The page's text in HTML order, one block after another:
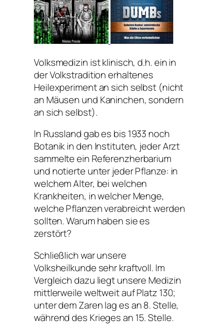
Volksmedizin ist klinisch, d.h. ein in
der Volkstradition erhaltenes
Heilexperiment an sich selbst (nicht
an Mäusen und Kaninchen, sondern
an sich selbst).
In Russland gab es bis 1933 noch
Botanik in den Instituten, jeder Arzt
sammelte ein Referenzherbarium
und notierte unter jeder Pflanze: in
welchem ​​​​Alter, bei welchen
Krankheiten, in welcher Menge,
welche Pflanzen verabreicht werden
sollten. Warum haben sie es
zerstört?
Schließlich war unsere
Volksheilkunde sehr kraftvoll. Im
Vergleich dazu liegt unsere Medizin
mittlerweile weltweit auf Platz 130;
unter dem Zaren lag es an 8. Stelle,
während des Krieges an 15. Stelle.